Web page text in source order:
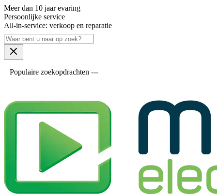
Meer dan 10 jaar evaring
Persoonlijke service
All-in-service: verkoop en reparatie
Populaire zoekopdrachten ---